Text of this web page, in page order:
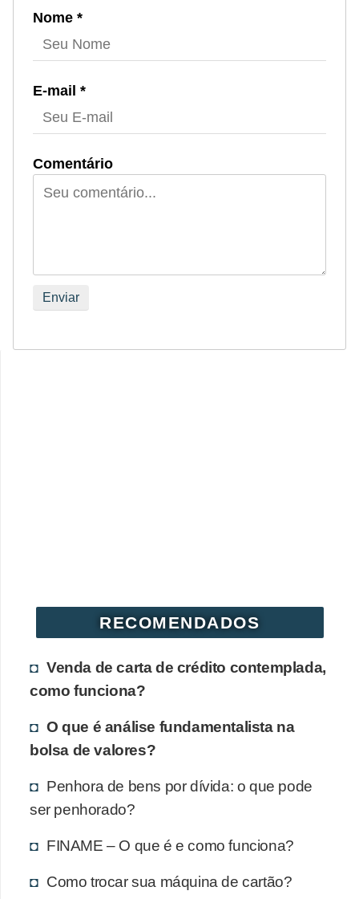
Nome *
E-mail *
Comentário
RECOMENDADOS
Venda de carta de crédito contemplada,
como funciona?
O que é análise fundamentalista na
bolsa de valores?
Penhora de bens por dívida: o que pode
ser penhorado?
FINAME – O que é e como funciona?
Como trocar sua máquina de cartão?